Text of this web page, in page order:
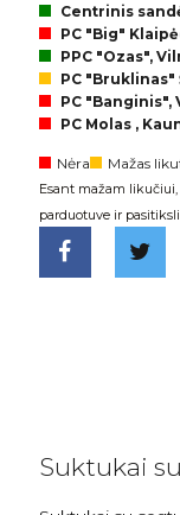
Centrinis
PC "Big"
PPC "Ozas",
PC "Bruklinas"
PC "Banginis",
PC Molas ,
Nėra Mažas
Esant mažam
parduotuve ir
Suktukai